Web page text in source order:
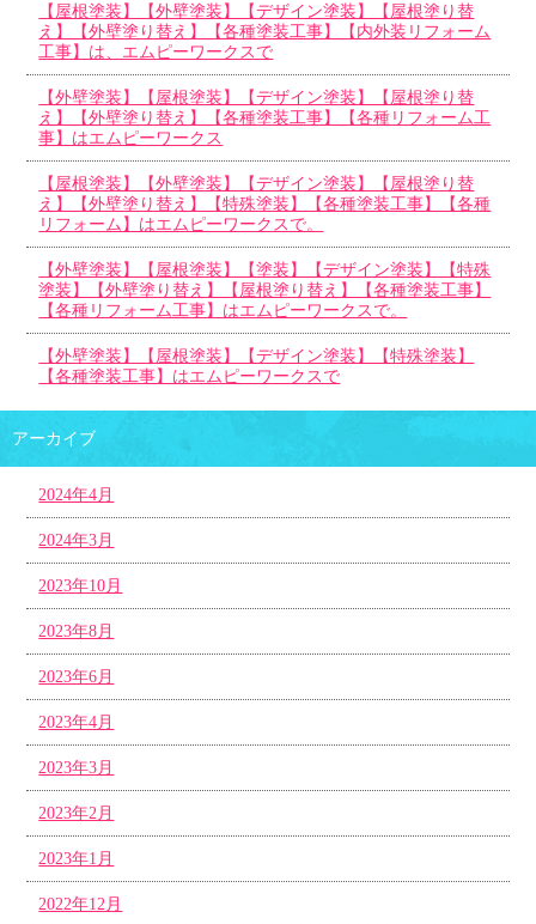
【屋根塗装】【外壁塗装】【デザイン塗装】【屋根塗り替
え】【外壁塗り替え】【各種塗装工事】【内外装リフォーム
工事】は、エムピーワークスで
【外壁塗装】【屋根塗装】【デザイン塗装】【屋根塗り替
え】【外壁塗り替え】【各種塗装工事】【各種リフォーム工
事】はエムピーワークス
【屋根塗装】【外壁塗装】【デザイン塗装】【屋根塗り替
え】【外壁塗り替え】【特殊塗装】【各種塗装工事】【各種
リフォーム】はエムピーワークスで。
【外壁塗装】【屋根塗装】【塗装】【デザイン塗装】【特殊
塗装】【外壁塗り替え】【屋根塗り替え】【各種塗装工事】
【各種リフォーム工事】はエムピーワークスで。
【外壁塗装】【屋根塗装】【デザイン塗装】【特殊塗装】
【各種塗装工事】はエムピーワークスで
アーカイブ
2024年4月
2024年3月
2023年10月
2023年8月
2023年6月
2023年4月
2023年3月
2023年2月
2023年1月
2022年12月